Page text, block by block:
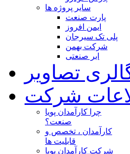
سایر پروژه ها
پارت صنعت
ایمن افروز
پلی تک سیرجان
شرکت بهمن
ابر صنعتی
تصاویر
شرکت
چرا کارآمدان پویا
صنعت؟
کارآمدان ، تخصص و
قابلیت ها
شرکت کارآمدان پویا